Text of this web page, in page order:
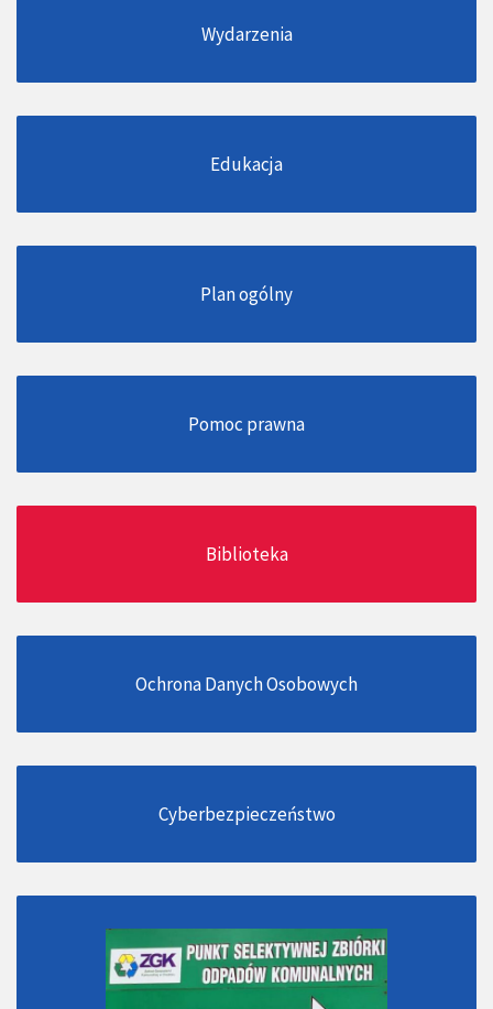
Wydarzenia
Edukacja
Plan ogólny
Pomoc prawna
Biblioteka
Ochrona Danych Osobowych
Cyberbezpieczeństwo